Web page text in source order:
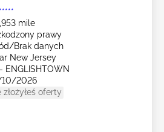
mile
prawy
Brak danych
New Jersey
ENGLISHTOWN
2026
złożyłeś oferty